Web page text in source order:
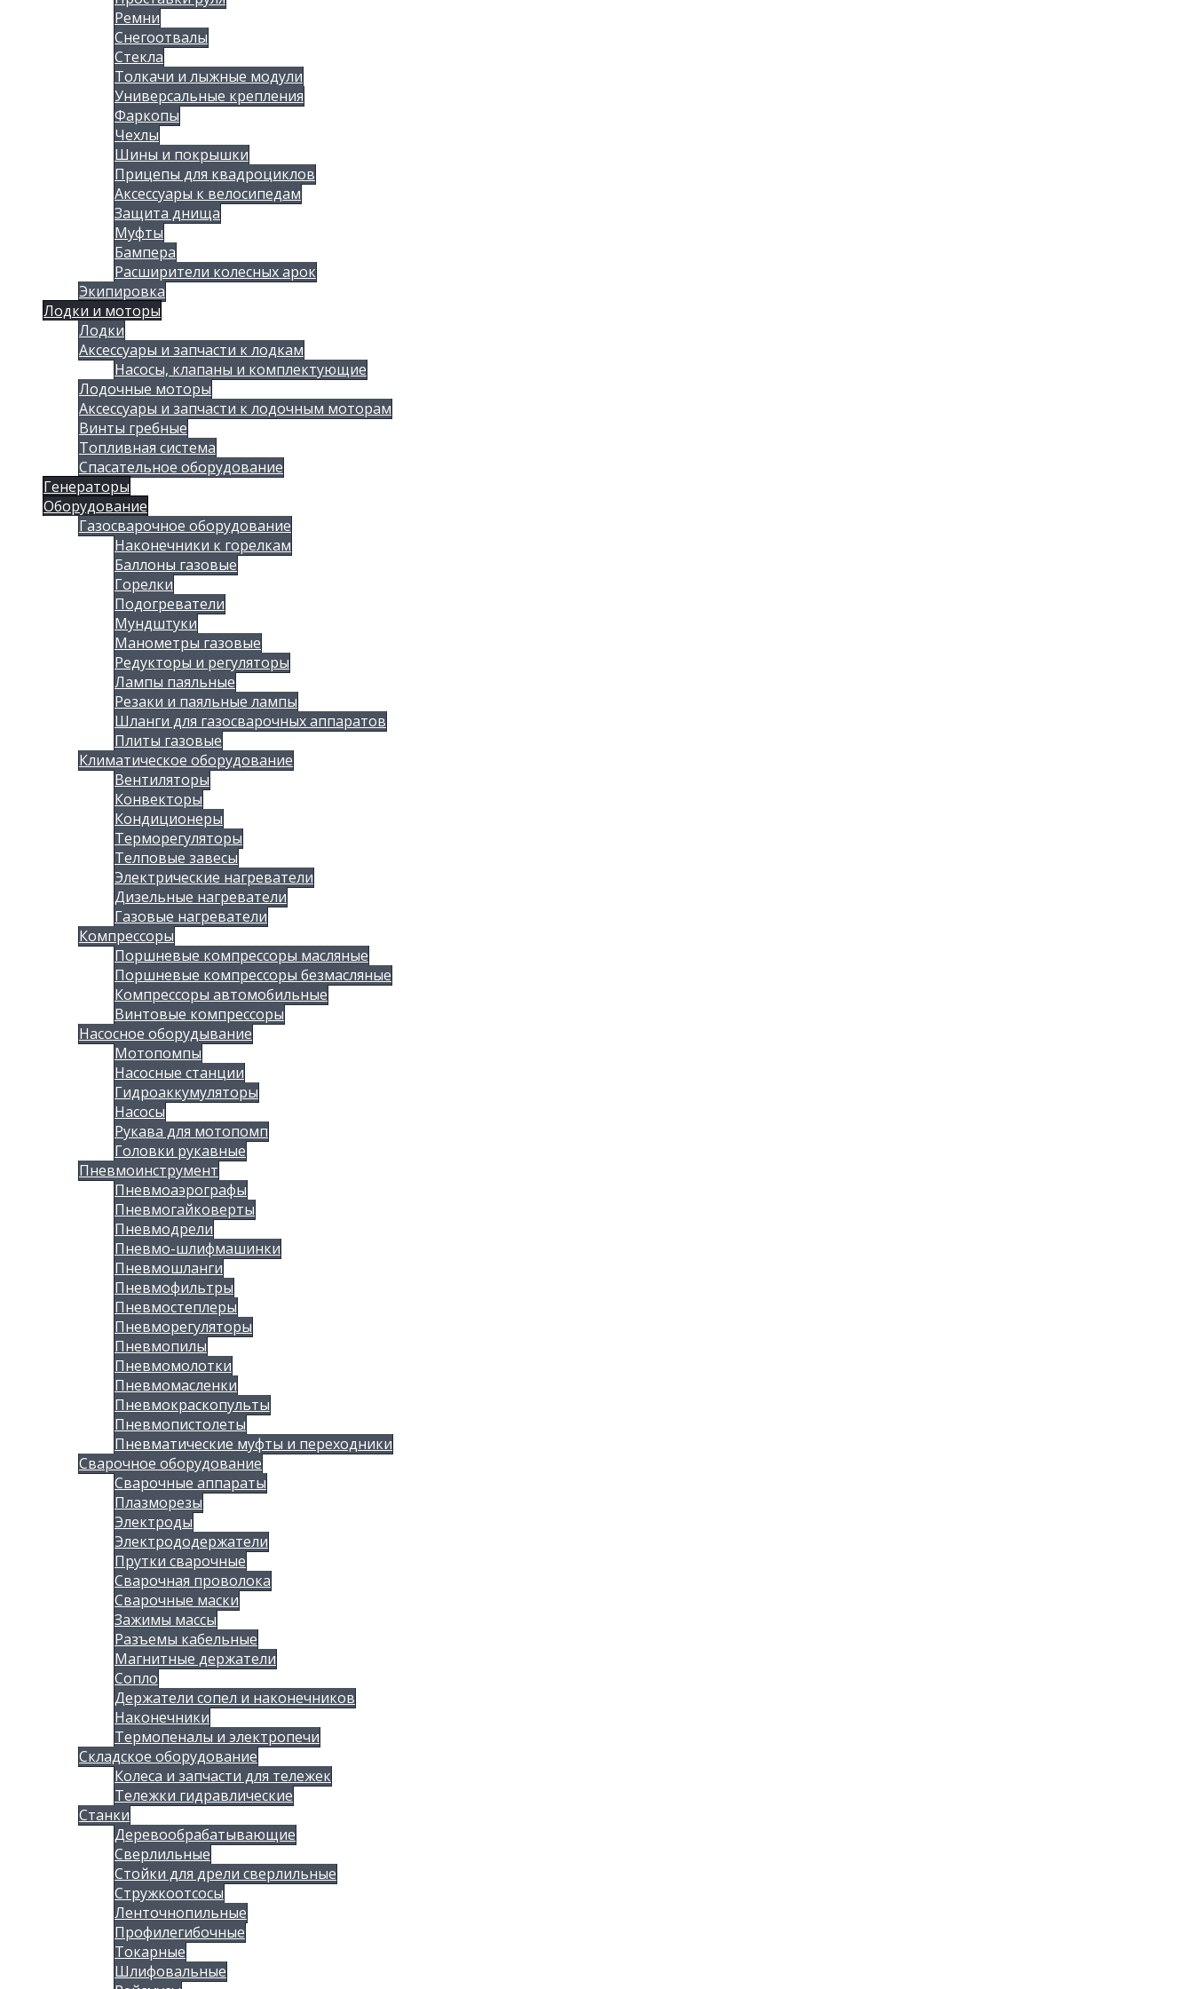
Ремни
Снегоотвалы
Стекла
Толкачи и лыжные модули
Универсальные крепления
Фаркопы
Чехлы
Шины и покрышки
Прицепы для квадроциклов
Аксессуары к велосипедам
Защита днища
Муфты
Бампера
Расширители колесных арок
Экипировка
Лодки и моторы
Лодки
Аксессуары и запчасти к лодкам
Насосы, клапаны и комплектующие
Лодочные моторы
Аксессуары и запчасти к лодочным моторам
Винты гребные
Топливная система
Спасательное оборудование
Генераторы
Оборудование
Газосварочное оборудование
Наконечники к горелкам
Баллоны газовые
Горелки
Подогреватели
Мундштуки
Манометры газовые
Редукторы и регуляторы
Лампы паяльные
Резаки и паяльные лампы
Шланги для газосварочных аппаратов
Плиты газовые
Климатическое оборудование
Вентиляторы
Конвекторы
Кондиционеры
Терморегуляторы
Телповые завесы
Электрические нагреватели
Дизельные нагреватели
Газовые нагреватели
Компрессоры
Поршневые компрессоры масляные
Поршневые компрессоры безмасляные
Компрессоры автомобильные
Винтовые компрессоры
Насосное оборудывание
Мотопомпы
Насосные станции
Гидроаккумуляторы
Насосы
Рукава для мотопомп
Головки рукавные
Пневмоинструмент
Пневмоаэрографы
Пневмогайковерты
Пневмодрели
Пневмо-шлифмашинки
Пневмошланги
Пневмофильтры
Пневмостеплеры
Пневморегуляторы
Пневмопилы
Пневмомолотки
Пневмомасленки
Пневмокраскопульты
Пневмопистолеты
Пневматические муфты и переходники
Сварочное оборудование
Сварочные аппараты
Плазморезы
Электроды
Электрододержатели
Прутки сварочные
Сварочная проволока
Сварочные маски
Зажимы массы
Разъемы кабельные
Магнитные держатели
Сопло
Держатели сопел и наконечников
Наконечники
Термопеналы и электропечи
Складское оборудование
Колеса и запчасти для тележек
Тележки гидравлические
Станки
Деревообрабатывающие
Сверлильные
Стойки для дрели сверлильные
Стружкоотсосы
Ленточнопильные
Профилегибочные
Токарные
Шлифовальные